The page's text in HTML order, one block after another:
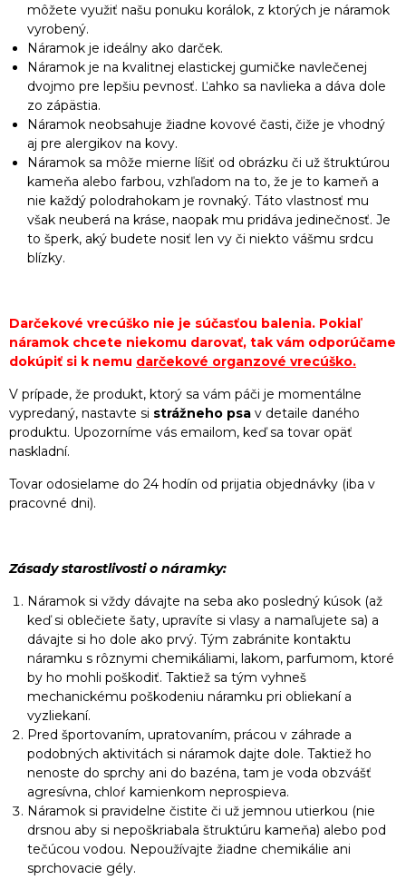
môžete využiť našu ponuku korálok, z ktorých je náramok
vyrobený.
Náramok je ideálny ako darček.
Náramok je na kvalitnej elastickej gumičke navlečenej
dvojmo pre lepšiu pevnosť. Ľahko sa navlieka a dáva dole
zo zápästia.
Náramok neobsahuje žiadne kovové časti, čiže je vhodný
aj pre alergikov na kovy.
Náramok sa môže mierne líšiť od obrázku či už štruktúrou
kameňa alebo farbou, vzhľadom na to, že je to kameň a
nie každý polodrahokam je rovnaký. Táto vlastnosť mu
však neuberá na kráse, naopak mu pridáva jedinečnosť. Je
to šperk, aký budete nosiť len vy či niekto vášmu srdcu
blízky.
Darčekové vrecúško nie je súčasťou balenia. Pokiaľ
náramok chcete niekomu darovať, tak vám odporúčame
dokúpiť si k nemu darčekové organzové vrecúško.
V prípade, že produkt, ktorý sa vám páči je momentálne
vypredaný, nastavte si strážneho psa v detaile daného
produktu. Upozorníme vás emailom, keď sa tovar opäť
naskladní.
Tovar odosielame do 24 hodín od prijatia objednávky (iba v
pracovné dni).
Zásady starostlivosti o náramky:
Náramok si vždy dávajte na seba ako posledný kúsok (až
keď si oblečiete šaty, upravíte si vlasy a namaľujete sa) a
dávajte si ho dole ako prvý. Tým zabránite kontaktu
náramku s rôznymi chemikáliami, lakom, parfumom, ktoré
by ho mohli poškodiť. Taktiež sa tým vyhneš
mechanickému poškodeniu náramku pri obliekaní a
vyzliekaní.
Pred športovaním, upratovaním, prácou v záhrade a
podobných aktivitách si náramok dajte dole. Taktiež ho
nenoste do sprchy ani do bazéna, tam je voda obzvášť
agresívna, chloŕ kamienkom neprospieva.
Náramok si pravidelne čistite či už jemnou utierkou (nie
drsnou aby si nepoškriabala štruktúru kameňa) alebo pod
tečúcou vodou. Nepoužívajte žiadne chemikálie ani
sprchovacie gély.